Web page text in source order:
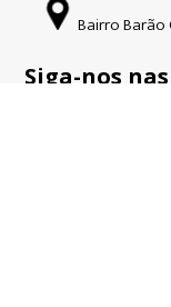
Bairro Barão
Siga-nos